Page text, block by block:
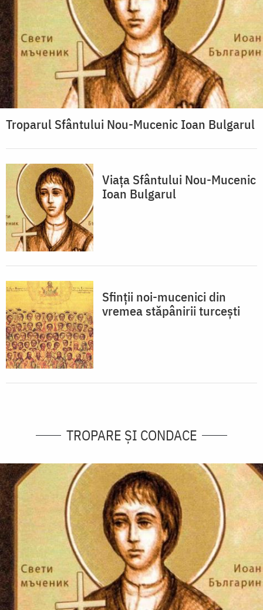
Troparul Sfântului Nou-Mucenic Ioan Bulgarul
Viața Sfântului Nou-Mucenic
Ioan Bulgarul
Sfinţii noi-mucenici din
vremea stăpânirii turceşti
TROPARE ȘI CONDACE